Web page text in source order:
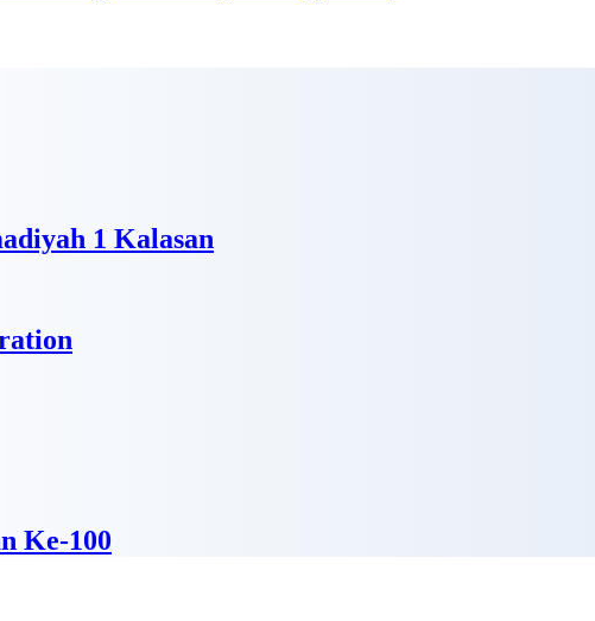
1 Kalasan
Ke-100